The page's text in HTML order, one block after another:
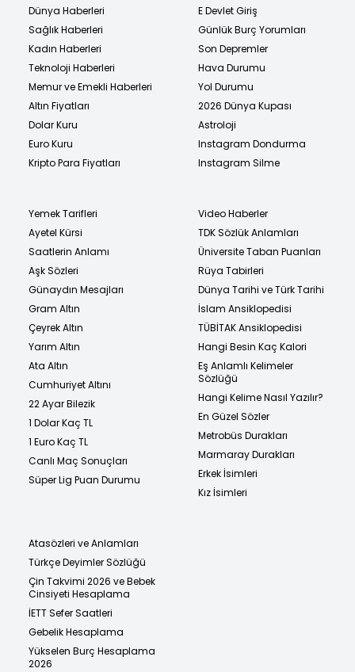
Dünya Haberleri
Sağlık Haberleri
Kadın Haberleri
Teknoloji Haberleri
Memur ve Emekli Haberleri
Altın Fiyatları
Dolar Kuru
Euro Kuru
Kripto Para Fiyatları
E Devlet Giriş
Günlük Burç Yorumları
Son Depremler
Hava Durumu
Yol Durumu
2026 Dünya Kupası
Astroloji
Instagram Dondurma
Instagram Silme
Yemek Tarifleri
Ayetel Kürsi
Saatlerin Anlamı
Aşk Sözleri
Günaydın Mesajları
Gram Altın
Çeyrek Altın
Yarım Altın
Ata Altın
Cumhuriyet Altını
22 Ayar Bilezik
1 Dolar Kaç TL
1 Euro Kaç TL
Canlı Maç Sonuçları
Süper Lig Puan Durumu
Video Haberler
TDK Sözlük Anlamları
Üniversite Taban Puanları
Rüya Tabirleri
Dünya Tarihi ve Türk Tarihi
İslam Ansiklopedisi
TÜBİTAK Ansiklopedisi
Hangi Besin Kaç Kalori
Eş Anlamlı Kelimeler
Sözlüğü
Hangi Kelime Nasıl Yazılır?
En Güzel Sözler
Metrobüs Durakları
Marmaray Durakları
Erkek İsimleri
Kız İsimleri
Atasözleri ve Anlamları
Türkçe Deyimler Sözlüğü
Çin Takvimi 2026 ve Bebek
Cinsiyeti Hesaplama
İETT Sefer Saatleri
Gebelik Hesaplama
Yükselen Burç Hesaplama
2026